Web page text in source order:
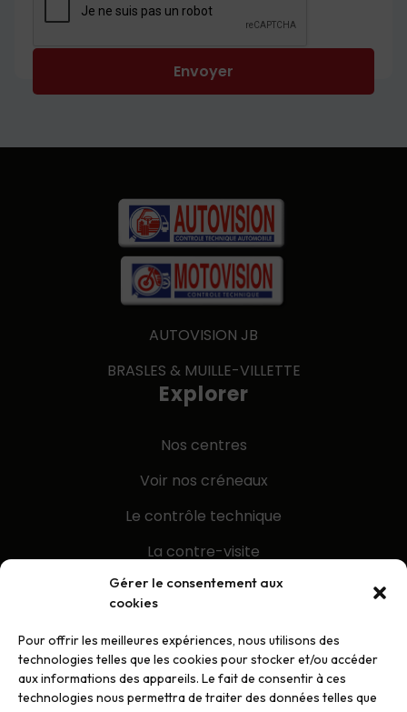
Gérer le consentement aux
cookies
Pour offrir les meilleures expériences, nous utilisons des
technologies telles que les cookies pour stocker et/ou accéder
aux informations des appareils. Le fait de consentir à ces
technologies nous permettra de traiter des données telles que
Envoyer
AUTOVISION JB
BRASLES & MUILLE-VILLETTE
Explorer
Nos centres
Voir nos créneaux
Le contrôle technique
La contre-visite
Galerie
Info pratiques
Mentions Légales
Contact